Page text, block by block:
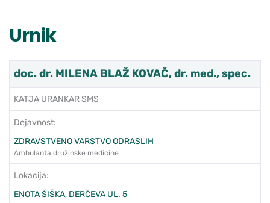
Urnik
doc. dr. MILENA BLAŽ KOVAČ, dr. med., spec.
KATJA URANKAR SMS
Dejavnost:
ZDRAVSTVENO VARSTVO ODRASLIH
Ambulanta družinske medicine
Lokacija:
ENOTA ŠIŠKA, DERČEVA UL. 5